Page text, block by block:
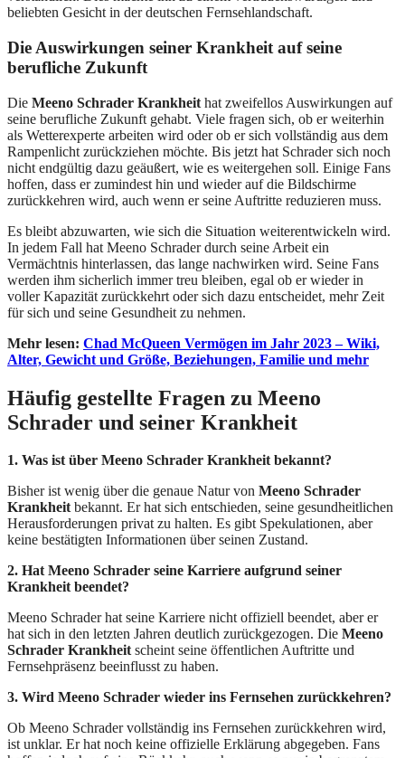
beliebten Gesicht in der deutschen Fernsehlandschaft.
Die Auswirkungen seiner Krankheit auf seine
berufliche Zukunft
Die Meeno Schrader Krankheit hat zweifellos Auswirkungen auf
seine berufliche Zukunft gehabt. Viele fragen sich, ob er weiterhin
als Wetterexperte arbeiten wird oder ob er sich vollständig aus dem
Rampenlicht zurückziehen möchte. Bis jetzt hat Schrader sich noch
nicht endgültig dazu geäußert, wie es weitergehen soll. Einige Fans
hoffen, dass er zumindest hin und wieder auf die Bildschirme
zurückkehren wird, auch wenn er seine Auftritte reduzieren muss.
Es bleibt abzuwarten, wie sich die Situation weiterentwickeln wird.
In jedem Fall hat Meeno Schrader durch seine Arbeit ein
Vermächtnis hinterlassen, das lange nachwirken wird. Seine Fans
werden ihm sicherlich immer treu bleiben, egal ob er wieder in
voller Kapazität zurückkehrt oder sich dazu entscheidet, mehr Zeit
für sich und seine Gesundheit zu nehmen.
Mehr lesen: Chad McQueen Vermögen im Jahr 2023 – Wiki,
Alter, Gewicht und Größe, Beziehungen, Familie und mehr
Häufig gestellte Fragen zu Meeno
Schrader und seiner Krankheit
1. Was ist über Meeno Schrader Krankheit bekannt?
Bisher ist wenig über die genaue Natur von Meeno Schrader
Krankheitbekannt. Er hat sich entschieden, seine gesundheitlichen
Herausforderungen privat zu halten. Es gibt Spekulationen, aber
keine bestätigten Informationen über seinen Zustand.
2. Hat Meeno Schrader seine Karriere aufgrund seiner
Krankheit beendet?
Meeno Schrader hat seine Karriere nicht offiziell beendet, aber er
hat sich in den letzten Jahren deutlich zurückgezogen. Die Meeno
Schrader Krankheitscheint seine öffentlichen Auftritte und
Fernsehpräsenz beeinflusst zu haben.
3. Wird Meeno Schrader wieder ins Fernsehen zurückkehren?
Ob Meeno Schrader vollständig ins Fernsehen zurückkehren wird,
ist unklar. Er hat noch keine offizielle Erklärung abgegeben. Fans